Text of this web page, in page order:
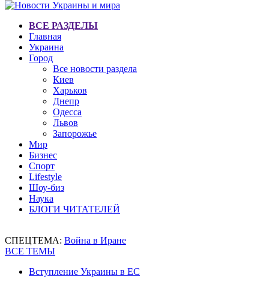
ВСЕ РАЗДЕЛЫ
Главная
Украина
Город
Все новости раздела
Киев
Харьков
Днепр
Одесса
Львов
Запорожье
Мир
Бизнес
Спорт
Lifestyle
Шоу-биз
Наука
БЛОГИ ЧИТАТЕЛЕЙ
СПЕЦТЕМА: Война в Иране
ВСЕ ТЕМЫ
Вступление Украины в ЕС